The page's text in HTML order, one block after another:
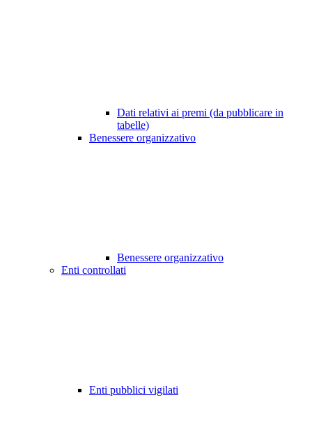
Dati relativi ai premi (da pubblicare in
tabelle)
Benessere organizzativo
Benessere organizzativo
Enti controllati
Enti pubblici vigilati